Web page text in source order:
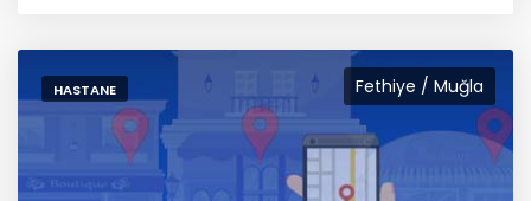
Fethiye / Muğla
HASTANE